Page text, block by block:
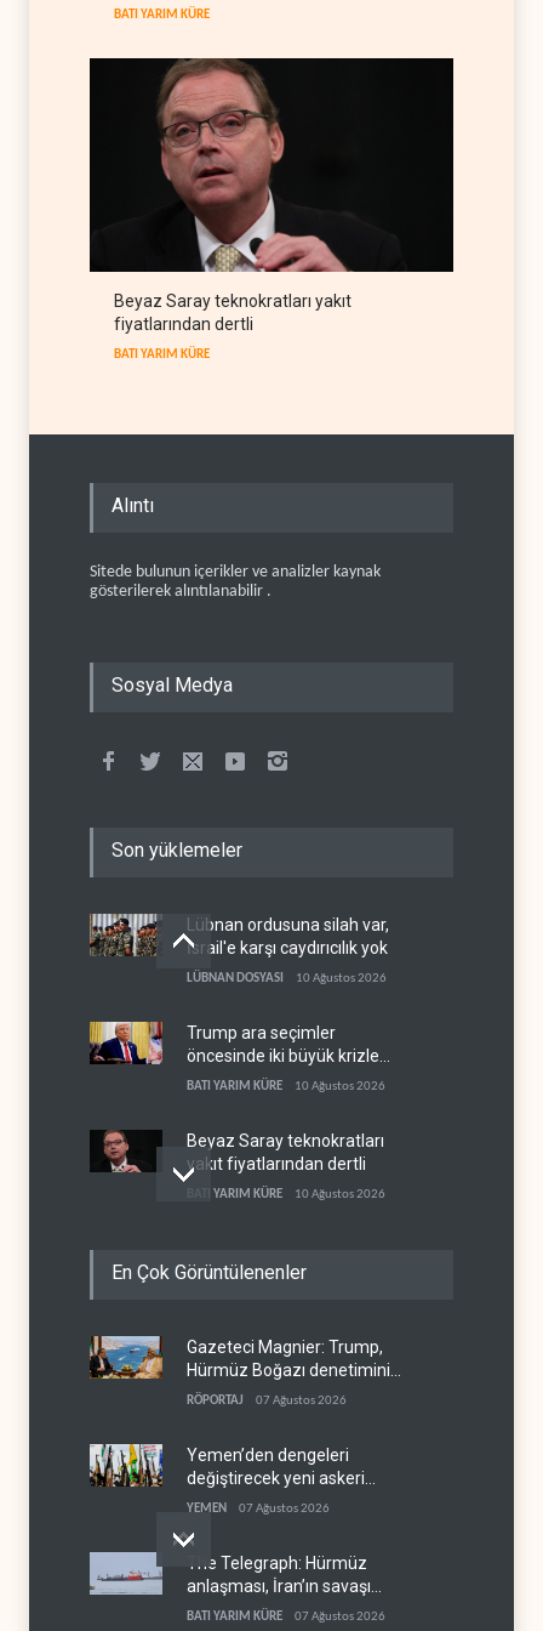
BATI YARIM KÜRE
Beyaz Saray teknokratları yakıt
fiyatlarından dertli
BATI YARIM KÜRE
Alıntı
Sitede bulunun içerikler ve analizler kaynak
gösterilerek alıntılanabilir .
Sosyal Medya
Son yüklemeler
Lübnan ordusuna silah var,
İsrail'e karşı caydırıcılık yok
LÜBNAN DOSYASI 10 Ağustos 2026
Trump ara seçimler
öncesinde iki büyük krizle
karşı karşıya
BATI YARIM KÜRE 10 Ağustos 2026
Beyaz Saray teknokratları
yakıt fiyatlarından dertli
BATI YARIM KÜRE 10 Ağustos 2026
ticari gemilerin geçişine
ABD'li şirketlerin ucuz imalat
korkusu Ukrayna'ya Patriot
iznini engelledi
BATI YARIM KÜRE
En Çok Görüntülenenler
Gazeteci Magnier: Trump,
Hürmüz Boğazı denetimini
doğrudan İran ve Umman'a
RÖPORTAJ 07 Ağustos 2026
Yemen’den dengeleri
değiştirecek yeni askeri
denklem
YEMEN 07 Ağustos 2026
The Telegraph: Hürmüz
anlaşması, İran’ın savaşı
kazandığını gösteriyor
BATI YARIM KÜRE 07 Ağustos 2026